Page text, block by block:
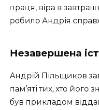
праця, віра в
робило Андрія
Незавершена
Андрій Пільщиков
пам’яті тих, хто його
був прикладом